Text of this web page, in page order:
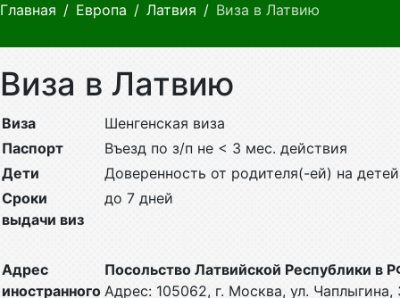
Главная Европа Латвия Виза в Латвию
Виза в Латвию
Виза
Шенгенская виза
Паспорт
Въезд по з/п не < 3 мес. действия
Дети
Доверенность от родителя(-ей) на
Сроки
выдачи виз
до 7 дней
Адрес
иностранного
Посольство Латвийской Республики в
Адрес: 105062, г. Москва, ул.